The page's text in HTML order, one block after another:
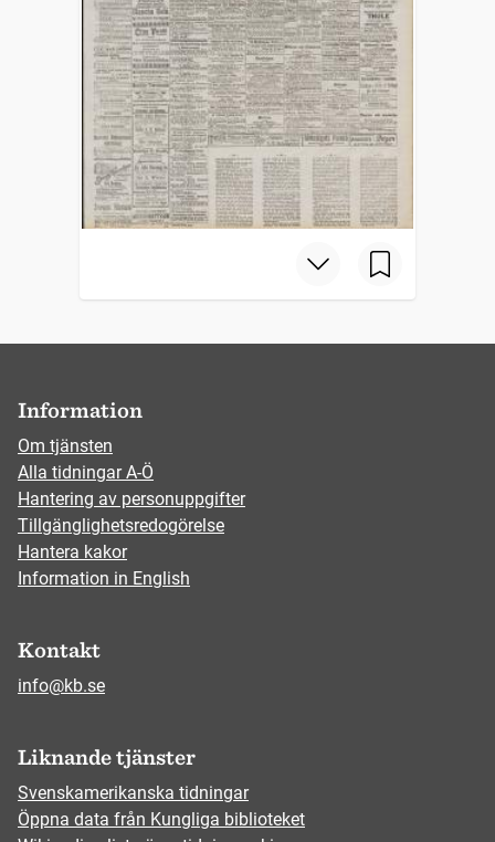
Information
Om tjänsten
Alla tidningar A-Ö
Hantering av personuppgifter
Tillgänglighetsredogörelse
Hantera kakor
Information in English
Kontakt
info@kb.se
Liknande tjänster
Svenskamerikanska tidningar
Öppna data från Kungliga biblioteket